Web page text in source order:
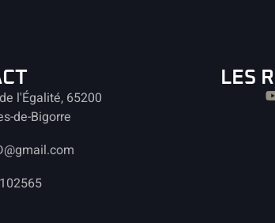
l'Égalité, 65200
de-Bigorre
LES